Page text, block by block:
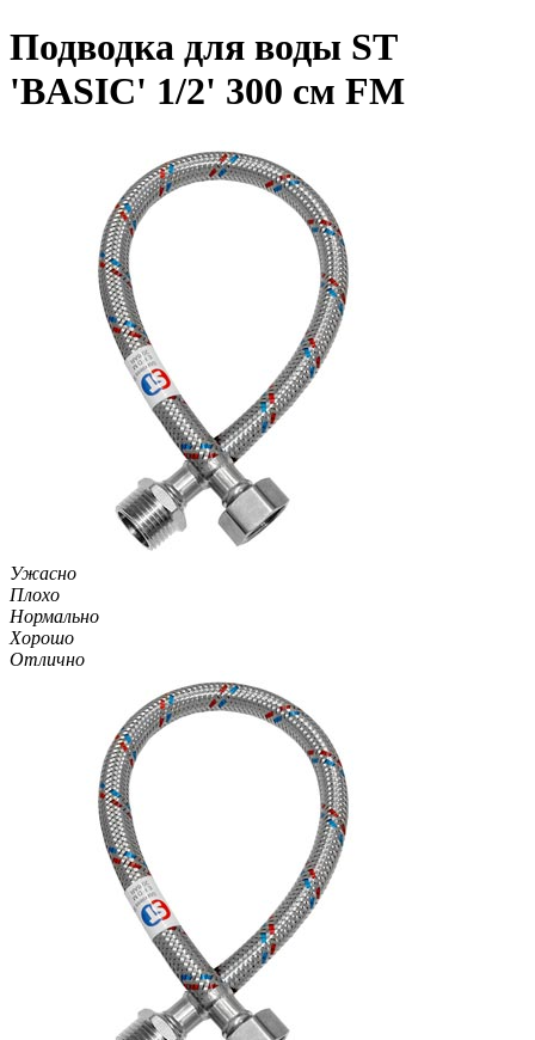
Подводка для воды ST
'BASIC' 1/2' 300 см FM
Ужасно
Плохо
Нормально
Хорошо
Отлично